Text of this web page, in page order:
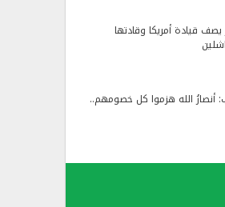
قيادة أمريكا وقادتها
أنصارُ الله هزموا كل خصومهم..